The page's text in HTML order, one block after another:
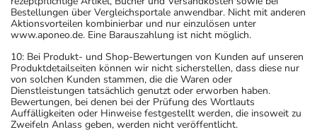
Bestellungen über Vergleichsportale anwendbar. Nicht mit anderen
Aktionsvorteilen kombinierbar und nur einzulösen unter
www.aponeo.de. Eine Barauszahlung ist nicht möglich.
10: Bei Produkt- und Shop-Bewertungen von Kunden auf unseren
Produktdetailseiten können wir nicht sicherstellen, dass diese nur
von solchen Kunden stammen, die die Waren oder
Dienstleistungen tatsächlich genutzt oder erworben haben.
Bewertungen, bei denen bei der Prüfung des Wortlauts
Auffälligkeiten oder Hinweise festgestellt werden, die insoweit zu
Zweifeln Anlass geben, werden nicht veröffentlicht.